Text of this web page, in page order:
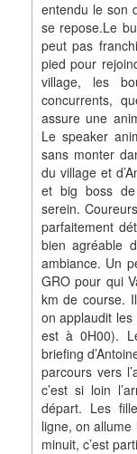
entendu le son
se repose.Le
peut pas
pied pour
village, les
concurrents,
assure une
Le speaker
sans monter
du village et
et big boss de
serein.
parfaitement
bien agréable
ambiance. Un
GRO pour qui
km de course.
on applaudit
est à 0H00).
briefing
parcours vers
c’est si loin
départ. Les
ligne, on
minuit, c’est